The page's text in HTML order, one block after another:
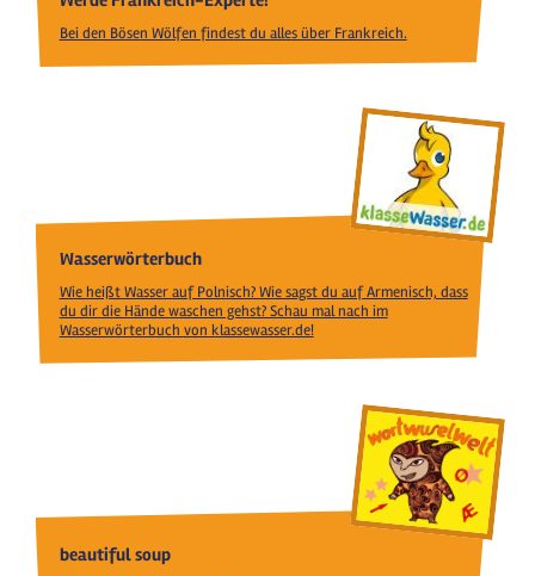
Bei den Bösen Wölfen findest du alles über Frankreich.
Wasserwörterbuch
Wie heißt Wasser auf Polnisch? Wie sagst du auf Armenisch, dass
du dir die Hände waschen gehst? Schau mal nach im
Wasserwörterbuch von klassewasser.de!
beautiful soup